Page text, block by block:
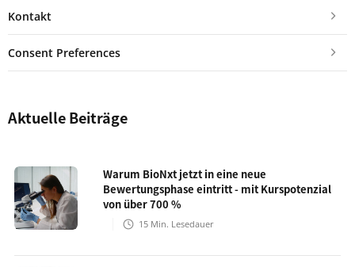
Kontakt
Consent Preferences
Aktuelle Beiträge
Warum BioNxt jetzt in eine neue
Bewertungsphase eintritt - mit Kurspotenzial
von über 700 %
15 Min. Lesedauer